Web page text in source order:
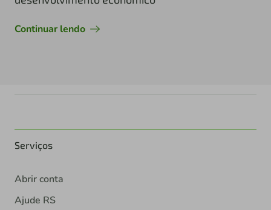
Continuar lendo
Serviços
Abrir conta
Ajude RS